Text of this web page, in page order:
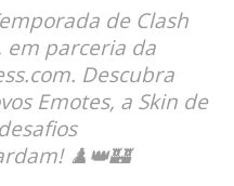
de Clash
em parceria da
Descubra
Emotes, a Skin de
♟️👑🏰